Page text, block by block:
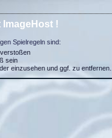
ImageHost !
Spielregeln sind:
sein
einzusehen und ggf. zu entfernen...